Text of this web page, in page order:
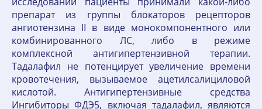
препарат из группы блокаторов рецепторов
ангиотензина II в виде монокомпонентного или
комбинированного ЛС, либо в режиме
комплексной антигипертензивной терапии.
Тадалафил не потенцирует увеличение времени
кровотечения, вызываемое ацетилсалициловой
кислотой. Антигипертензивные средства
Ингибиторы ФДЭ5, включая тадалафил, являются